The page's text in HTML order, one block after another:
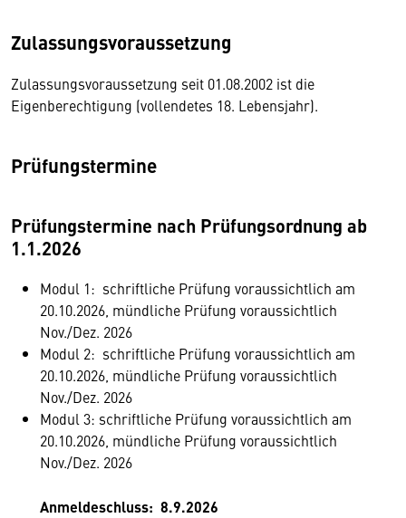
Zulassungsvoraussetzung
Zulassungsvoraussetzung seit 01.08.2002 ist die
Eigenberechtigung (vollendetes 18. Lebensjahr).
Prüfungstermine
Prüfungstermine nach Prüfungsordnung ab
1.1.2026
Modul 1: schriftliche Prüfung voraussichtlich am
20.10.2026, mündliche Prüfung voraussichtlich
Nov./Dez. 2026
Modul 2: schriftliche Prüfung voraussichtlich am
20.10.2026, mündliche Prüfung voraussichtlich
Nov./Dez. 2026
Modul 3: schriftliche Prüfung voraussichtlich am
20.10.2026, mündliche Prüfung voraussichtlich
Nov./Dez. 2026
Anmeldeschluss: 8.9.2026